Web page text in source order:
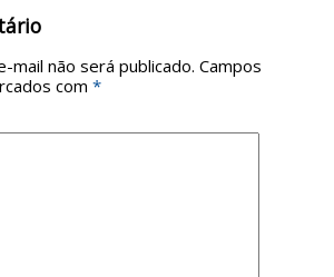
mail não será publicado. Campos
com *